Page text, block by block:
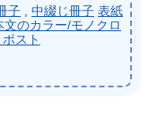
子, 中綴じ冊子 表紙
文のカラー/モノクロ
スト